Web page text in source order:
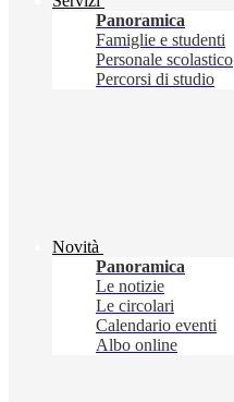
Panoramica
Famiglie e studenti
Personale scolastico
Percorsi di studio
Novità
Panoramica
Le notizie
Le circolari
Calendario eventi
Albo online